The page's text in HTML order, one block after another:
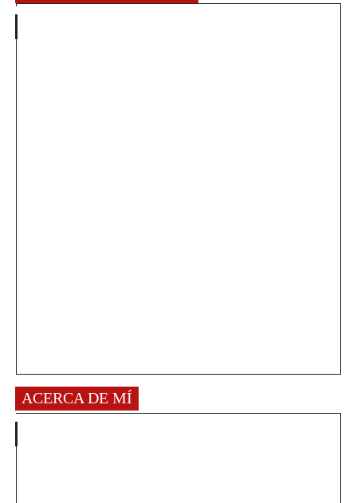
ACERCA DE MÍ